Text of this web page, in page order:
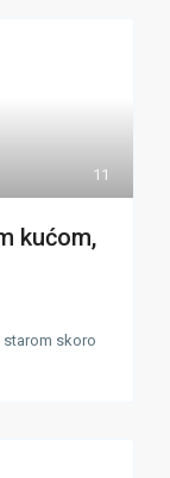
11
kućom,
starom skoro